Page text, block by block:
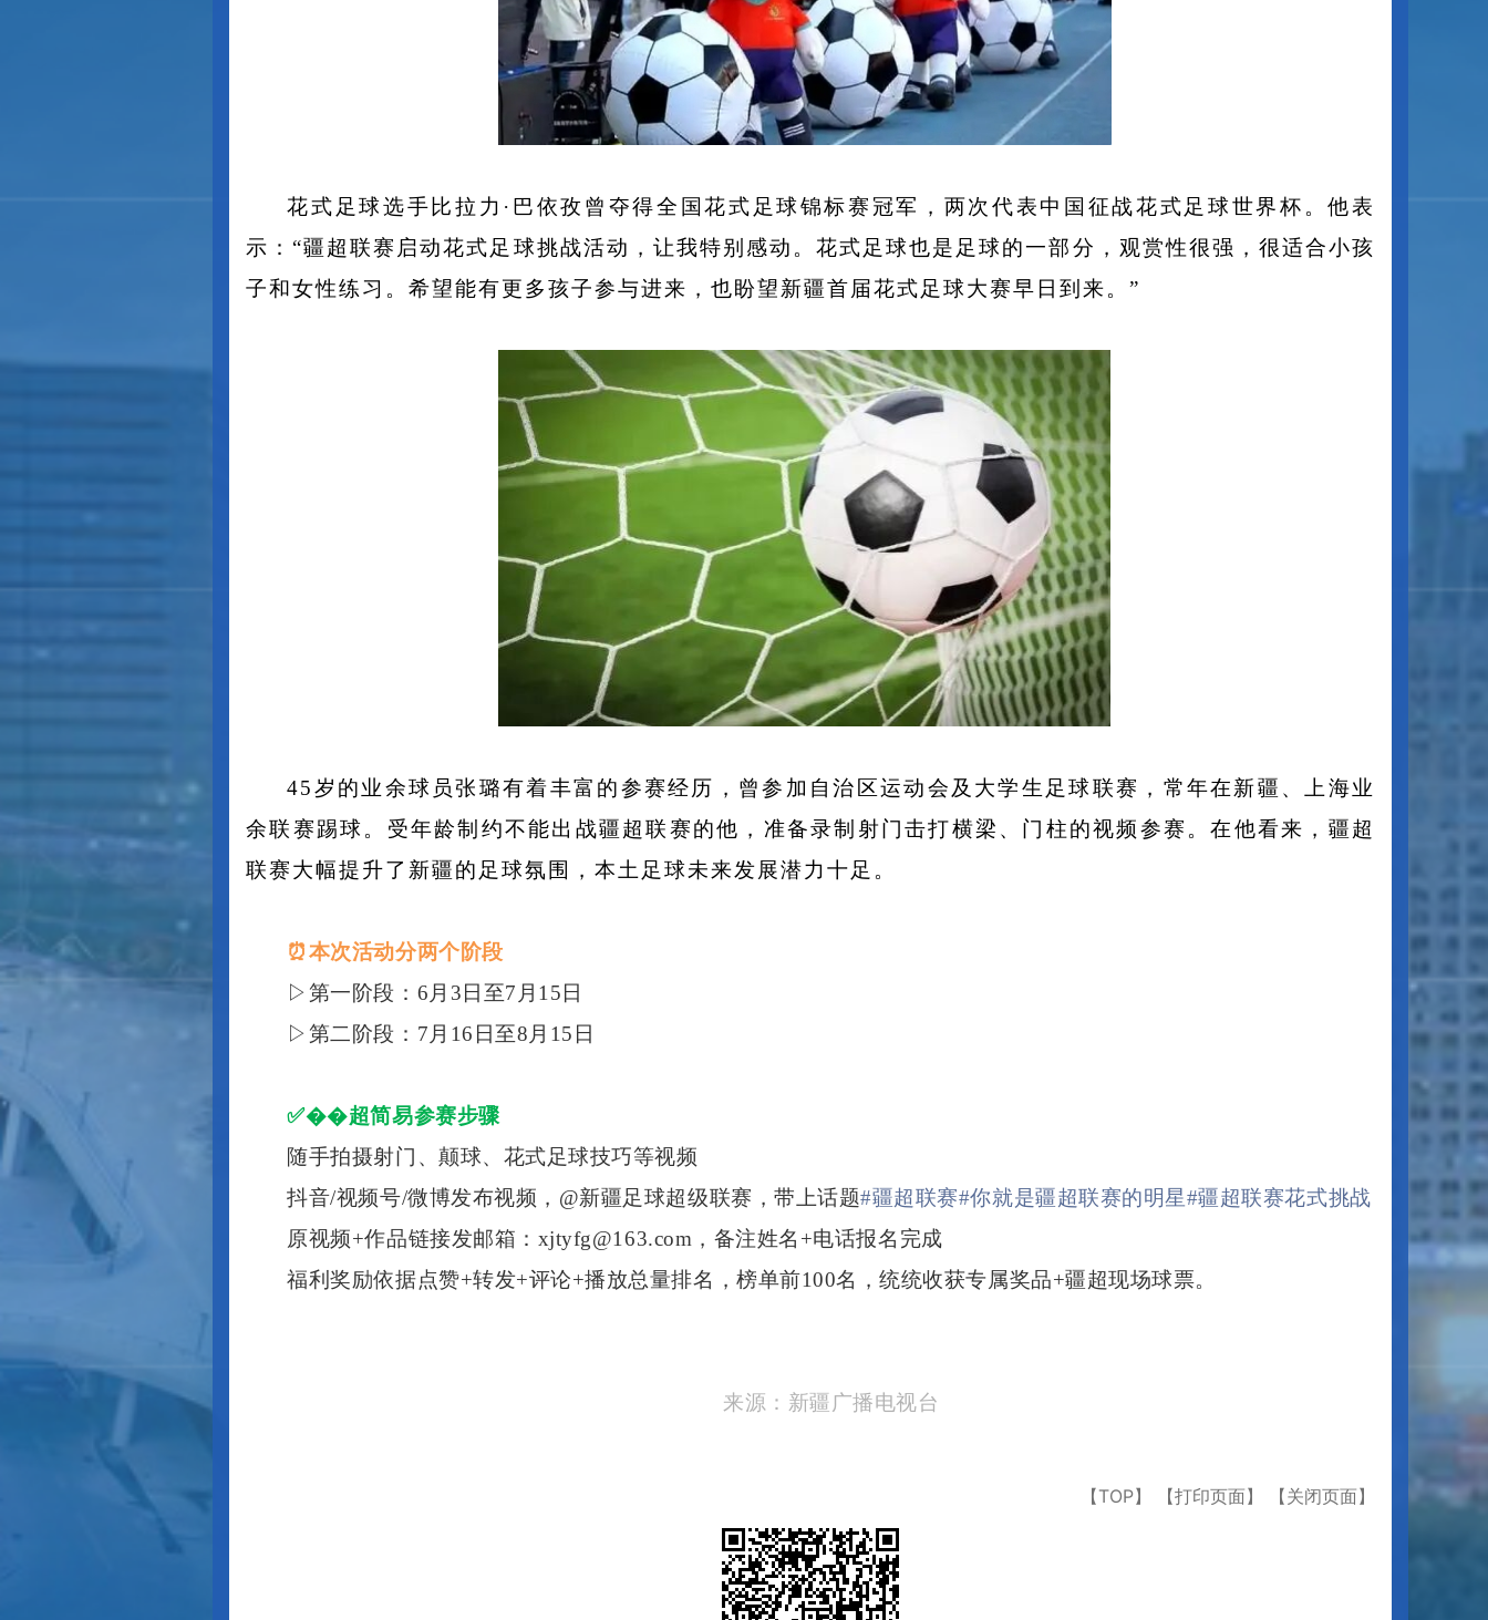
花式足球选手比拉力 ·巴依孜曾夺得全国花式足球锦标赛冠军，两次代表中国征战花式足球世界杯。他表
示：“疆超联赛启动花式足球挑战活动，让我特别感动。花式足球也是足球的一部分，观赏性很强，很适合小孩
子和女性练习。希望能有更多孩子参与进来，也盼望新疆首届花式足球大赛早日到来。”
45岁的业余球员张璐有着丰富的参赛经历，曾参加自治区运动会及大学生足球联赛，常年在新疆、上海业
余联赛踢球。受年龄制约不能出战疆超联赛的他，准备录制射门击打横梁、门柱的视频参赛。在他看来，疆超
联赛大幅提升了新疆的足球氛围，本土足球未来发展潜力十足。
⏰本次活动分两个阶段
▷第一阶段：6月3日至7月15日
▷第二阶段：7月16日至8月15日
✅��超简易参赛步骤
随手拍摄射门、颠球、花式足球技巧等视频
抖音/视频号/微博发布视频，@新疆足球超级联赛，带上话题#疆超联赛#你就是疆超联赛的明星#疆超联赛花式挑战
原视频+作品链接发邮箱：xjtyfg@163.com，备注姓名+电话报名完成
福利奖励依据点赞+转发+评论+播放总量排名，榜单前100名，统统收获专属奖品+疆超现场球票。
来源：新疆广播电视台
【TOP】 【打印页面】 【关闭页面】